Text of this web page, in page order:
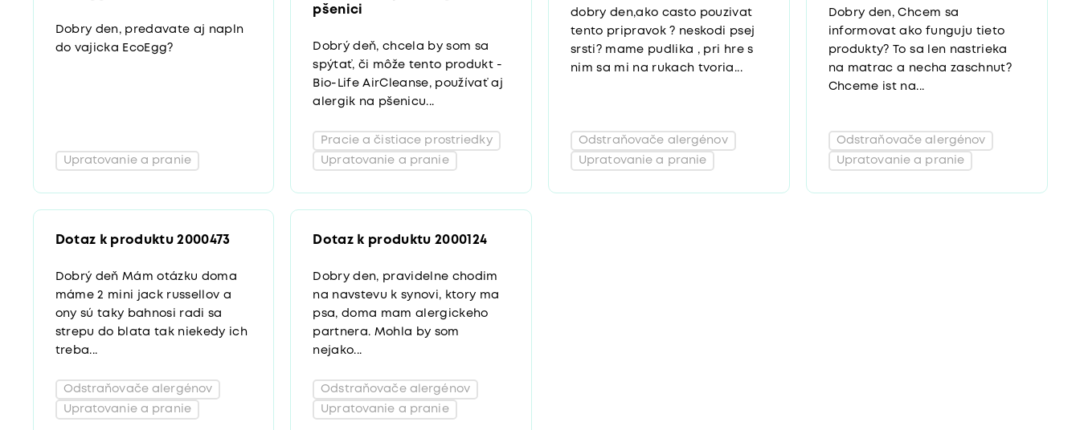
Dobry den, predavate aj napln
do vajicka EcoEgg?
Upratovanie a pranie
pšenici
Dobrý deň, chcela by som sa
spýtať, či môže tento produkt -
Bio-Life AirCleanse, používať aj
alergik na pšenicu...
Upratovanie a pranie
Pracie a čistiace prostriedky
dobry den,ako casto pouzivat
tento pripravok ? neskodi psej
srsti? mame pudlika , pri hre s
nim sa mi na rukach tvoria...
Upratovanie a pranie
Odstraňovače alergénov
Dobry den, Chcem sa
informovat ako funguju tieto
produkty? To sa len nastrieka
na matrac a necha zaschnut?
Chceme ist na...
Upratovanie a pranie
Odstraňovače alergénov
Dotaz k produktu 2000473
Dobrý deň Mám otázku doma
máme 2 mini jack russellov a
ony sú taky bahnosi radi sa
strepu do blata tak niekedy ich
treba...
Upratovanie a pranie
Odstraňovače alergénov
Dotaz k produktu 2000124
Dobry den, pravidelne chodim
na navstevu k synovi, ktory ma
psa, doma mam alergickeho
partnera. Mohla by som
nejako...
Upratovanie a pranie
Odstraňovače alergénov